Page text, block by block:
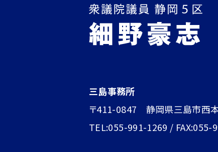
三島事務所
〒411-0847 静岡県三島市西
TEL:055-991-1269 / FAX:055-